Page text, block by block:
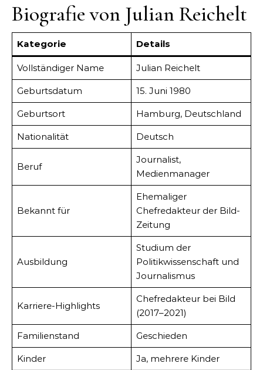
Biografie von Julian Reichelt
Kategorie Details
Vollständiger Name Julian Reichelt
Geburtsdatum 15. Juni 1980
Geburtsort Hamburg, Deutschland
Nationalität Deutsch
Beruf
Journalist,
Medienmanager
Bekannt für
Ehemaliger
Chefredakteur der Bild-
Zeitung
Ausbildung
Studium der
Politikwissenschaft und
Journalismus
Karriere-Highlights
Chefredakteur bei Bild
(2017–2021)
Familienstand Geschieden
Kinder Ja, mehrere Kinder